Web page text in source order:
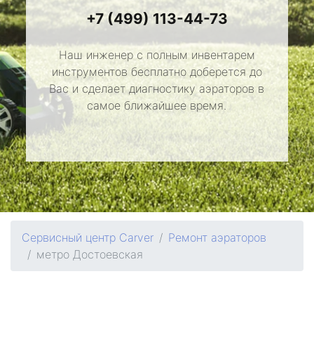
+7 (499) 113-44-73
Наш инженер с полным инвентарем
инструментов бесплатно доберется до
Вас и сделает диагностику аэраторов в
самое ближайшее время.
Сервисный центр Carver
Ремонт аэраторов
метро Достоевская